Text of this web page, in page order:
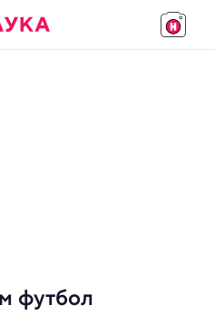
футбол